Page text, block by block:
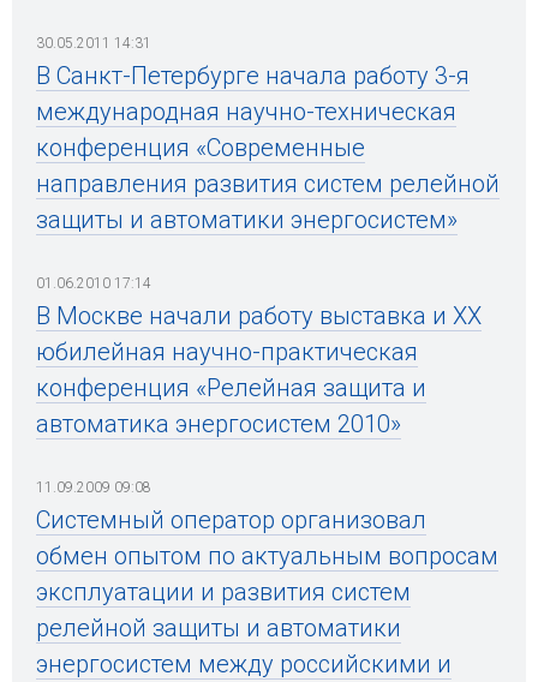
30.05.2011 14:31
В Санкт-Петербурге начала работу 3-я
международная научно-техническая
конференция «Современные
направления развития систем релейной
защиты и автоматики энергосистем»
01.06.2010 17:14
В Москве начали работу выставка и ХХ
юбилейная научно-практическая
конференция «Релейная защита и
автоматика энергосистем 2010»
11.09.2009 09:08
Системный оператор организовал
обмен опытом по актуальным вопросам
эксплуатации и развития систем
релейной защиты и автоматики
энергосистем между российскими и